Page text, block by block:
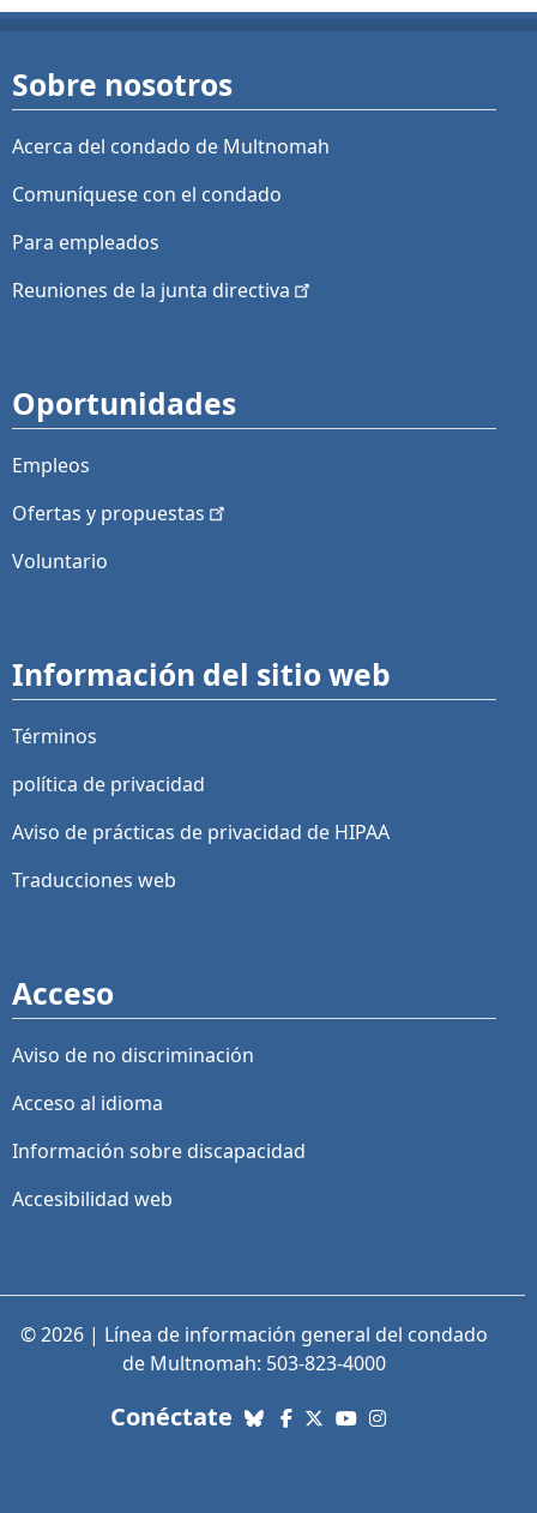
Sobre nosotros
Acerca del condado de Multnomah
Comuníquese con el condado
Para empleados
Reuniones de la junta directiva
Oportunidades
Empleos
Ofertas y propuestas
Voluntario
Información del sitio web
Términos
política de privacidad
Aviso de prácticas de privacidad de HIPAA
Traducciones web
Acceso
Aviso de no discriminación
Acceso al idioma
Información sobre discapacidad
Accesibilidad web
© 2026 | Línea de información general del condado
de Multnomah: 503-823-4000
Conéctate con nosotros. Enlaces a
Bluesky
Facebook
X (Twitter)
YouTube
Instagram